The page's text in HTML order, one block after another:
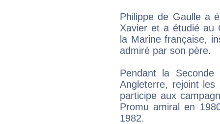
Philippe de Gaulle a
Xavier et a étudié au
la Marine française,
admiré par son père.
Pendant la
Angleterre, rejoint
participe aux
Promu amiral en
1982.